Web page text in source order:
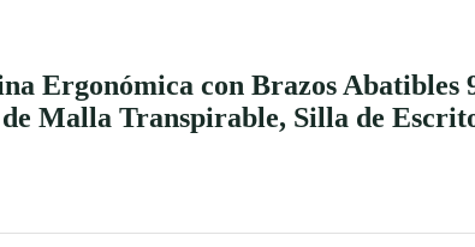
Ergonómica con Brazos Abatibles
Malla Transpirable, Silla de